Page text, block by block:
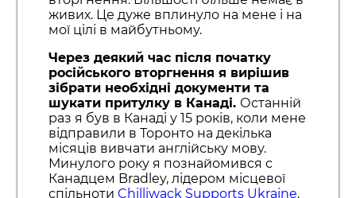
живих. Це дуже вплинуло на мене і на
мої цілі в майбутньому.
Через деякий час після початку
російського вторгнення я вирішив
зібрати необхідні документи та
шукати притулку в Канаді. Останній
раз я був в Канаді у 15 років, коли мене
відправили в Торонто на декілька
місяців вивчати англійську мову.
Минулого року я познайомився с
Канадцем Bradley, лідером місцевої
спільноти Chilliwack Supports Ukraine.